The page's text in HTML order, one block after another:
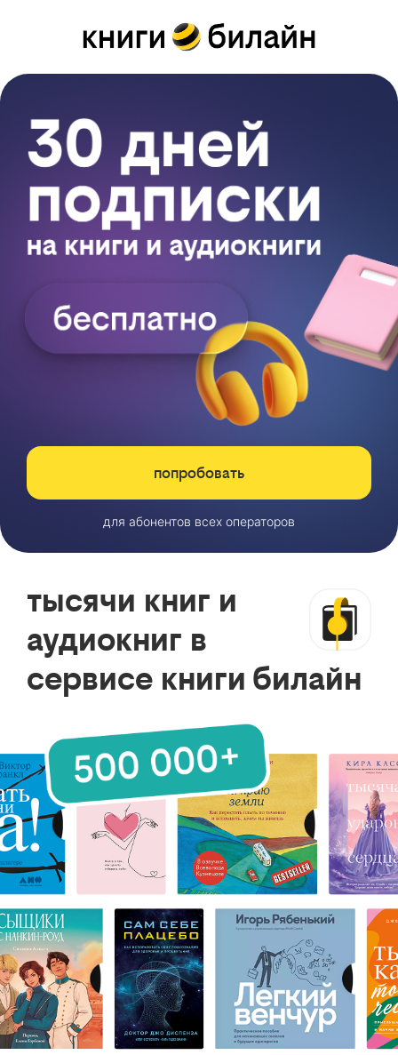
попробовать
для абонентов всех операторов
тысячи книг и
аудиокниг в
сервисе книги билайн